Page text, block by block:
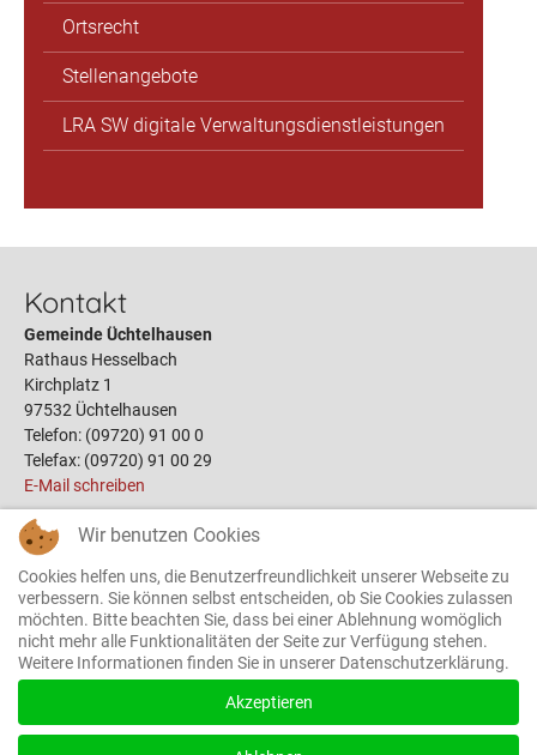
Ortsrecht
Stellenangebote
LRA SW digitale Verwaltungsdienstleistungen
Kontakt
Gemeinde Üchtelhausen
Rathaus Hesselbach
Kirchplatz 1
97532 Üchtelhausen
Telefon: (09720) 91 00 0
Telefax: (09720) 91 00 29
E-Mail schreiben
Links
Öffnungszeiten
Terminbuchung
Bauplätze
Gemeinderat
Ortsrecht
Wir benutzen Cookies
Cookies helfen uns, die Benutzerfreundlichkeit unserer Webseite zu
verbessern. Sie können selbst entscheiden, ob Sie Cookies zulassen
möchten. Bitte beachten Sie, dass bei einer Ablehnung womöglich
nicht mehr alle Funktionalitäten der Seite zur Verfügung stehen.
Weitere Informationen finden Sie in unserer Datenschutzerklärung.
Akzeptieren